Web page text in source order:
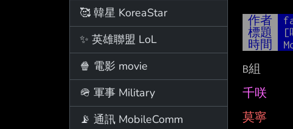
🥰 韓星 KoreaStar
✨ 英雄聯盟 LoL
🍿 電影 movie
🪖 軍事 Military
📡 通訊 MobileComm
作者
標題
[
時間
B組
千咲
莫寧